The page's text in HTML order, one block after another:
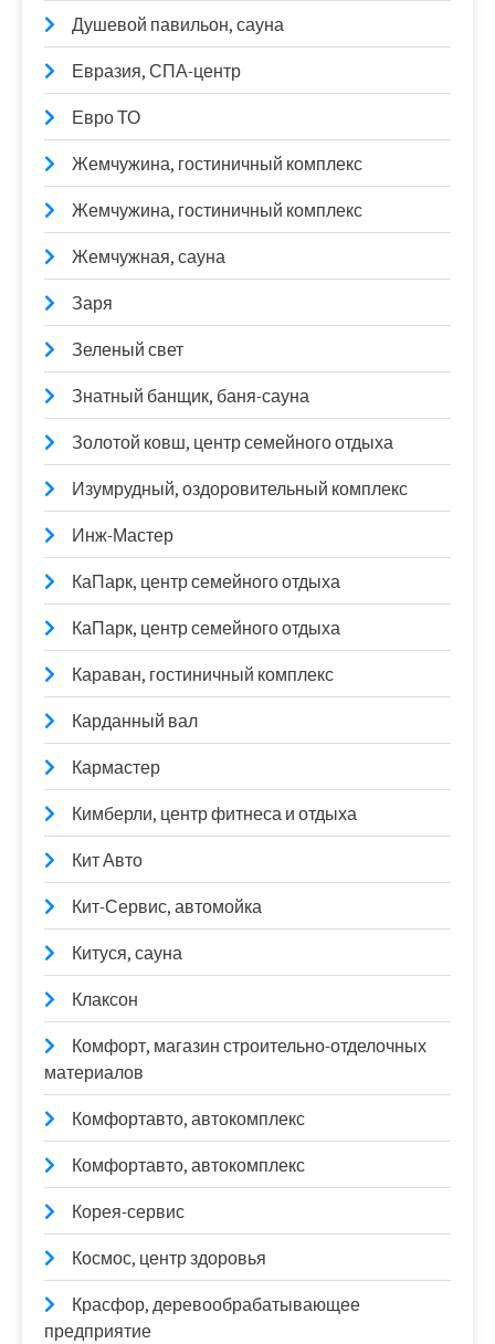
Душевой павильон, сауна
Евразия, СПА-центр
Евро ТО
Жемчужина, гостиничный комплекс
Жемчужина, гостиничный комплекс
Жемчужная, сауна
Заря
Зеленый свет
Знатный банщик, баня-сауна
Золотой ковш, центр семейного отдыха
Изумрудный, оздоровительный комплекс
Инж-Мастер
КаПарк, центр семейного отдыха
КаПарк, центр семейного отдыха
Караван, гостиничный комплекс
Карданный вал
Кармастер
Кимберли, центр фитнеса и отдыха
Кит Авто
Кит-Сервис, автомойка
Китуся, сауна
Клаксон
Комфорт, магазин строительно-отделочных
материалов
Комфортавто, автокомплекс
Комфортавто, автокомплекс
Корея-сервис
Космос, центр здоровья
Красфор, деревообрабатывающее
предприятие